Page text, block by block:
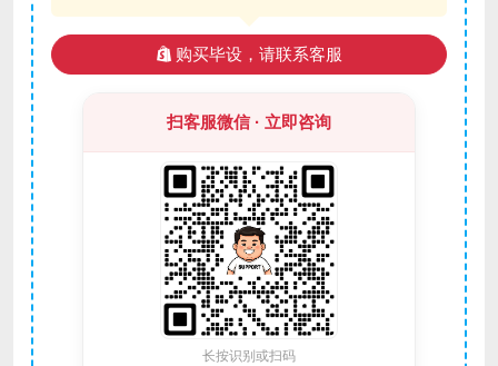
购买毕设，请联系客服
扫客服微信 · 立即咨询
长按识别或扫码